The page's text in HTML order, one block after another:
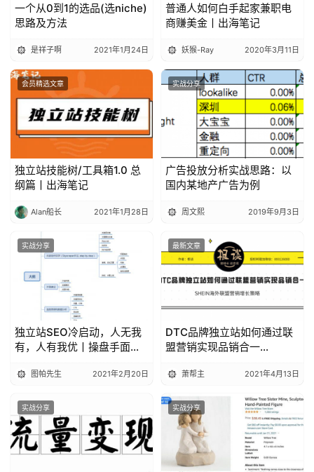
一个从0到1的选品(选niche)
思路及方法
是祥子啊 2021年1月24日
普通人如何白手起家兼职电
商赚美金丨出海笔记
妖猴-Ray 2020年3月11日
会员精选文章
独立站技能树/工具箱1.0 总
纲篇丨出海笔记
Alan船长 2021年1月28日
实战分享
广告投放分析实战思路：以
国内某地产广告为例
周文熙 2019年9月3日
实战分享
独立站SEO冷启动，人无我
有，人有我优丨操盘手面对
图帕先生 2021年2月20日
最新文章
DTC品牌独立站如何通过联
盟营销实现品销合一
对面20期精华
萧帮主 2021年4月13日
实战分享 实战分享